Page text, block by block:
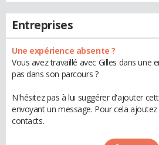
Entreprises
Une expérience absente ?
Vous avez travaillé avec Gilles dans une
pas dans son parcours ?
N'hésitez pas à lui suggérer d'ajouter
envoyant un message. Pour cela
contacts.